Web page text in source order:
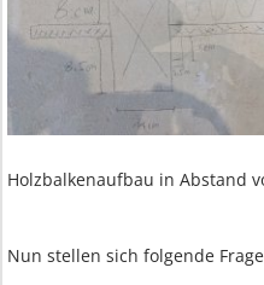
Holzbalkenaufbau in Abstand
Nun stellen sich folgende